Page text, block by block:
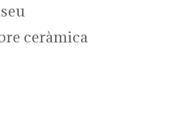
ceràmica